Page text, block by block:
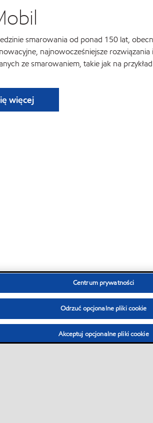
smarowania od ponad 150 lat,
najnowocześniejsze rozwiązania i
ze smarowaniem, takie jak na
więcej
Centrum prywatności
Odrzuć opcjonalne pliki cookie
Akceptuj opcjonalne pliki cookie